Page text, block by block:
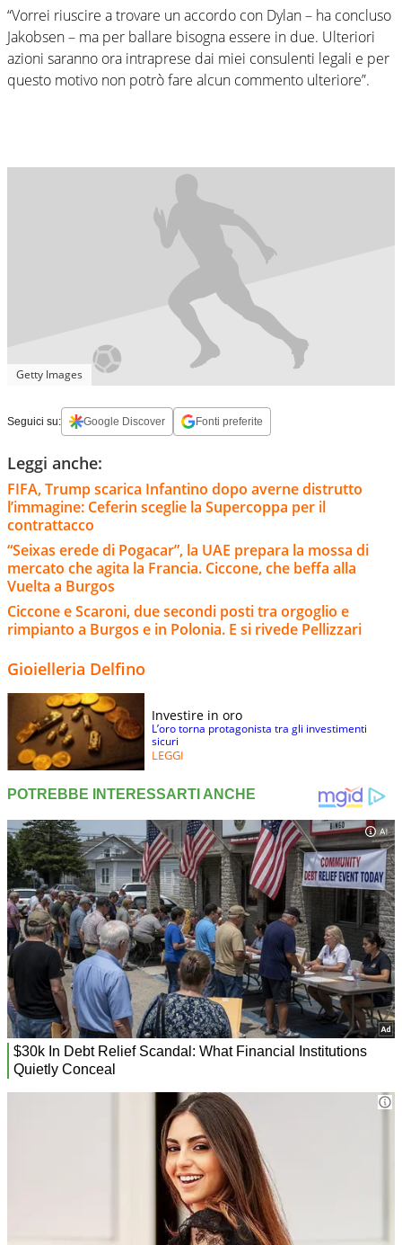
“Vorrei riuscire a trovare un accordo con Dylan – ha concluso
Jakobsen – ma per ballare bisogna essere in due. Ulteriori
azioni saranno ora intraprese dai miei consulenti legali e per
questo motivo non potrò fare alcun commento ulteriore”.
Getty Images
Seguici su: Google Discover Fonti preferite
Leggi anche:
FIFA, Trump scarica Infantino dopo averne distrutto
l’immagine: Ceferin sceglie la Supercoppa per il
contrattacco
“Seixas erede di Pogacar”, la UAE prepara la mossa di
mercato che agita la Francia. Ciccone, che beffa alla
Vuelta a Burgos
Ciccone e Scaroni, due secondi posti tra orgoglio e
rimpianto a Burgos e in Polonia. E si rivede Pellizzari
Gioielleria Delfino
Investire in oro
L’oro torna protagonista tra gli investimenti
sicuri
LEGGI